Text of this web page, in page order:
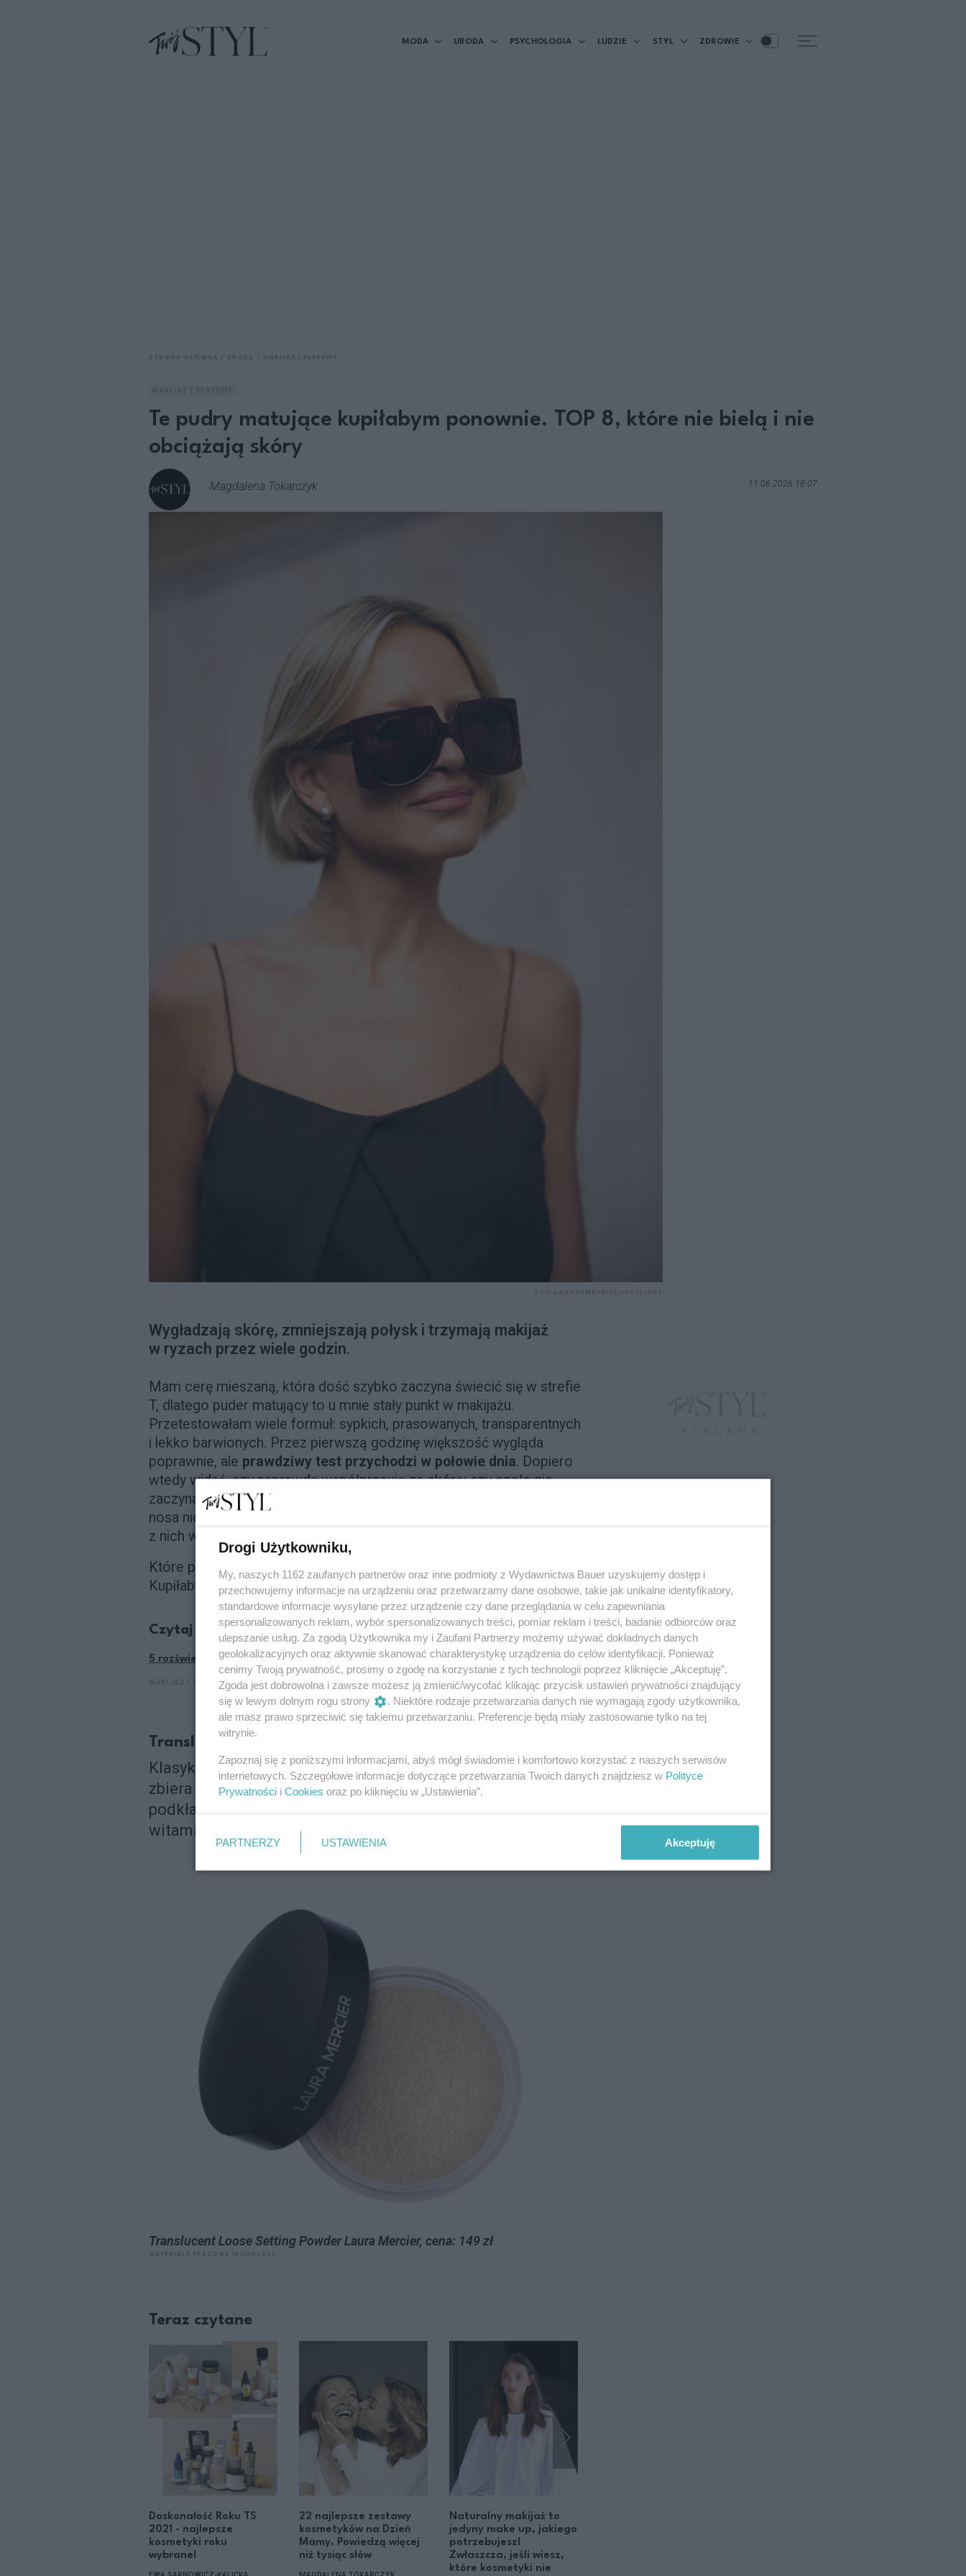
MODA URODA PSYCHOLOGIA LUDZIE STYL ZDROWIE
Te pudry matujące kupiłabym ponownie. TOP 8, które nie bielą i nie
obciążają skóry
Magdalena Tokarczyk 11.06.2026 18:07
Wygładzają skórę, zmniejszają połysk i trzymają makijaż
w ryzach przez wiele godzin.
Mam cerę mieszaną, która dość szybko zaczyna świecić się w strefie
T, dlatego puder matujący to u mnie stały punkt w makijażu.
Przetestowałam wiele formuł: sypkich, prasowanych, transparentnych
i lekko barwionych. Przez pierwszą godzinę większość wygląda
poprawnie, ale prawdziwy test przychodzi w połowie dnia. Dopiero
wtedy widać, czy naprawdę współpracują ze skórą: czy czoło nie
zaczyna świecić się zbyt szybko, skóra nie wygląda ciężko, a okolice
nosa nie wymagają natychmiastowej poprawki. I niestety… niewiele
z nich wychodzi z tego obronną ręką.
Które polecam? Poniżej te, które
sprawdziły się najlepiej. Ulubione.
Kupiłabym je ponownie.
Czytaj także:
5 rozświetlaczy w płynie, po które sięgam latem. Dają piękny, naturalny blask
MAKIJAŻ I PERFUMY
Translucent Loose Setting Powder Laura Mercier
Klasyk. Numer 1 od lat. Jest bardzo drobno zmielony, dobrze
zbiera sebum. Nałożony oszczędnie wygładza skórę i utrwala
podkład bez wrażenia pudrowej maski. W formule są m.in.
witaminy C i E, aminokwasy oraz roślinny puder.
Translucent Loose Setting Powder Laura Mercier, cena: 149 zł
Teraz czytane
Doskonałość Roku TS
2021 - najlepsze
kosmetyki roku
wybrane!
22 najlepsze zestawy
kosmetyków na Dzień
Mamy. Powiedzą więcej
niż tysiąc słów
Naturalny makijaż to
jedyny make up, jakiego
potrzebujesz!
Zwłaszcza, jeśli wiesz,
które kosmetyki nie
Drogi Użytkowniku,
My, naszych 1162 zaufanych partnerów oraz inne podmioty z Wydawnictwa Bauer uzyskujemy dostęp i
przechowujemy informacje na urządzeniu oraz przetwarzamy dane osobowe, takie jak unikalne identyfikatory,
standardowe informacje wysyłane przez urządzenie czy dane przeglądania w celu zapewniania
spersonalizowanych reklam, wybór spersonalizowanych treści, pomiar reklam i treści, badanie odbiorców oraz
ulepszanie usług. Za zgodą Użytkownika my i Zaufani Partnerzy możemy używać dokładnych danych
geolokalizacyjnych oraz aktywnie skanować charakterystykę urządzenia do celów identyfikacji. Ponieważ
cenimy Twoją prywatność, prosimy o zgodę na korzystanie z tych technologii poprzez kliknięcie „Akceptuję”.
Zgoda jest dobrowolna i zawsze możesz ją zmienić/wycofać klikając przycisk ustawień prywatności znajdujący
się w lewym dolnym rogu strony
. Niektóre rodzaje przetwarzania danych nie wymagają zgody użytkownika,
ale masz prawo sprzeciwić się takiemu przetwarzaniu. Preferencje będą miały zastosowanie tylko na tej
witrynie.
Zapoznaj się z poniższymi informacjami, abyś mógł świadomie i komfortowo korzystać z naszych serwisów
internetowych. Szczegółowe informacje dotyczące przetwarzania Twoich danych znajdziesz w Polityce
Prywatności i Cookies oraz po kliknięciu w „Ustawienia”.
PARTNERZY USTAWIENIA Akceptuję